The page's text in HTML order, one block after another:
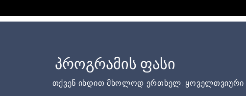
პროგრამის ფასი
თქვენ იხდით მხოლოდ ერთხელ. ყოველთვიური